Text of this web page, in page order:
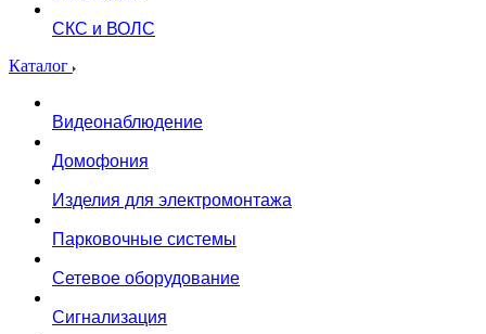
СКС и ВОЛС
Каталог
Видеонаблюдение
Домофония
Изделия для электромонтажа
Парковочные системы
Сетевое оборудование
Сигнализация